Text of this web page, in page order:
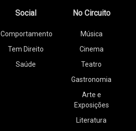
Social
Comportamento
Tem Direito
Saúde
No Circuito
Música
Cinema
Teatro
Gastronomia
Arte e
Exposições
Literatura